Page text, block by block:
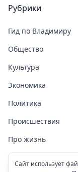
Рубрики
Гид по Владимиру
Общество
Культура
Экономика
Политика
Происшествия
Про жизнь
Здоровье
Сайт использует